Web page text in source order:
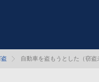
自動車を盗もうとした（窃